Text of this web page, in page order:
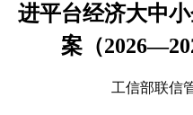
进平台经济大中
案（
工信部联信